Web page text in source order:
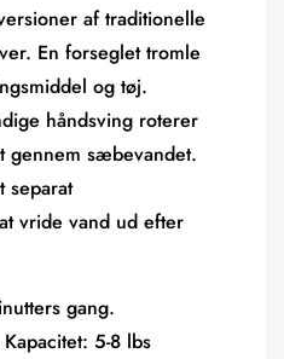
af traditionelle
En forseglet tromle
og tøj.
håndsving roterer
sæbevandet.
separat
vride vand ud efter
gang.
Kapacitet: 5-8 lbs